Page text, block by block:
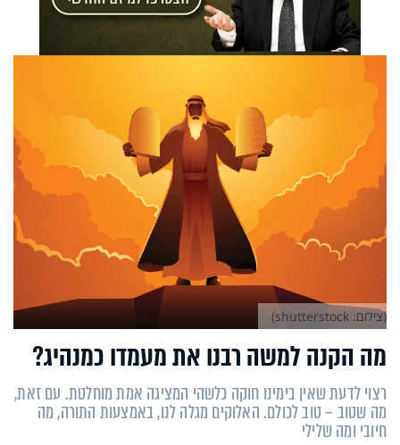
מה הקנה למשה רבנו את מעמדו כמנהיג?
רצוי לדעת שאין בימינו חוקה כלשהי המציגה אמת מוחלטת. עם זאת,
מה שטוב – טוב לכולם. האלוקים מגלה לנו, באמצעות התורה, מה
חיובי ומה שלילי
(צילום: shutterstock)